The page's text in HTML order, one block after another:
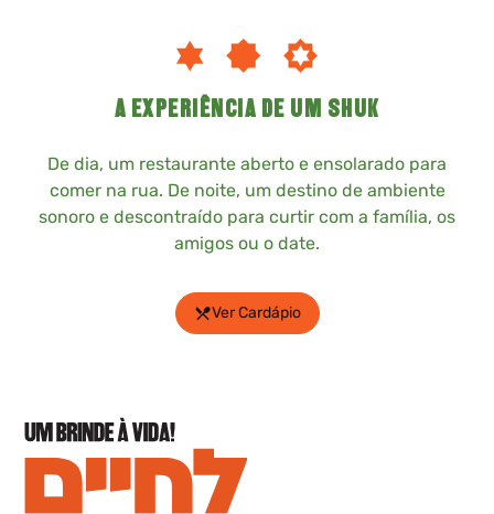
A EXPERIÊNCIA DE UM SHUK
De dia, um restaurante aberto e ensolarado para
comer na rua. De noite, um destino de ambiente
sonoro e descontraído para curtir com a família, os
amigos ou o date.
Ver Cardápio